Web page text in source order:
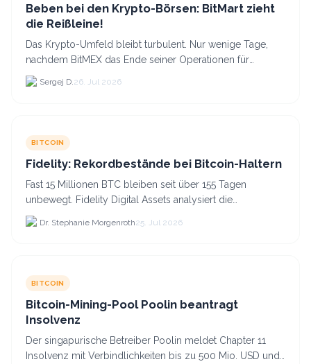
Beben bei den Krypto-Börsen: BitMart zieht
die Reißleine!
Das Krypto-Umfeld bleibt turbulent. Nur wenige Tage,
nachdem BitMEX das Ende seiner Operationen für
September 2026 bekannt gegeben hat, zieht nun die
nächste gr...
Sergej D.26. Jul 2026
BITCOIN
Fidelity: Rekordbestände bei Bitcoin-Haltern
Fast 15 Millionen BTC bleiben seit über 155 Tagen
unbewegt. Fidelity Digital Assets analysiert die
Anlegerüberzeugung trotz Kursverlusten und einem
BTC-Preis.
Dr. Stephanie Morgenroth25. Jul 2026
BITCOIN
Bitcoin-Mining-Pool Poolin beantragt
Insolvenz
Der singapurische Betreiber Poolin meldet Chapter 11
Insolvenz mit Verbindlichkeiten bis zu 500 Mio. USD und